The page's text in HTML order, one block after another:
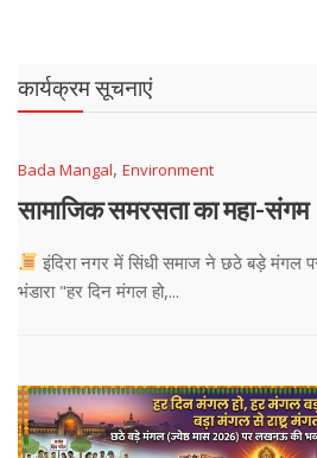
कार्यक्रम सूचनाएं
Bada Mangal, Environment
सामाजिक समरसता का महा-संगम
इंदिरा नगर में सिंधी समाज ने छठे बड़े मंगल
भंडारा "हर दिन मंगल हो,...